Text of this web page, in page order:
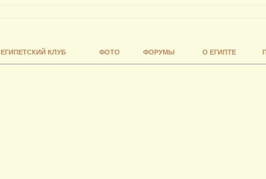
ЕГИПЕТСКИЙ КЛУБ ФОТО ФОРУМЫ О ЕГИПТЕ